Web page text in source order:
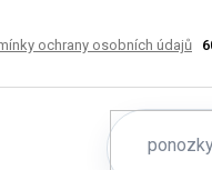
ochrany osobních údajů